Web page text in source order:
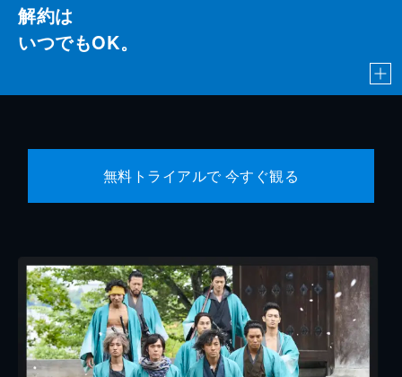
解約は
いつでもOK。
無料トライアルで 今すぐ観る